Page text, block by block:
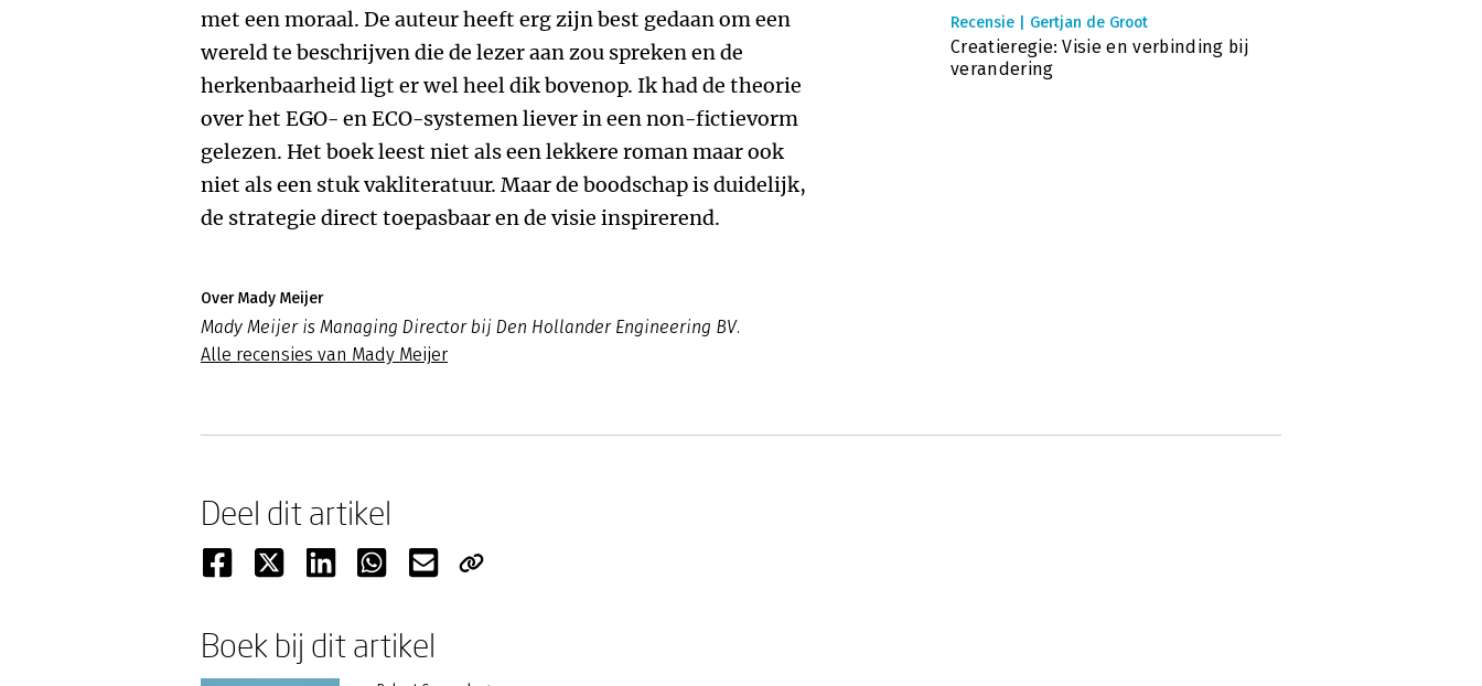
met een moraal. De auteur heeft erg zijn best gedaan om een
wereld te beschrijven die de lezer aan zou spreken en de
herkenbaarheid ligt er wel heel dik bovenop. Ik had de theorie
over het EGO- en ECO-systemen liever in een non-fictievorm
gelezen. Het boek leest niet als een lekkere roman maar ook
niet als een stuk vakliteratuur. Maar de boodschap is duidelijk,
de strategie direct toepasbaar en de visie inspirerend.
Over Mady Meijer
Mady Meijer is Managing Director bij Den Hollander Engineering BV.
Alle recensies van Mady Meijer
Recensie | Gertjan de Groot
Creatieregie: Visie en verbinding bij
verandering
Deel dit artikel
Boek bij dit artikel